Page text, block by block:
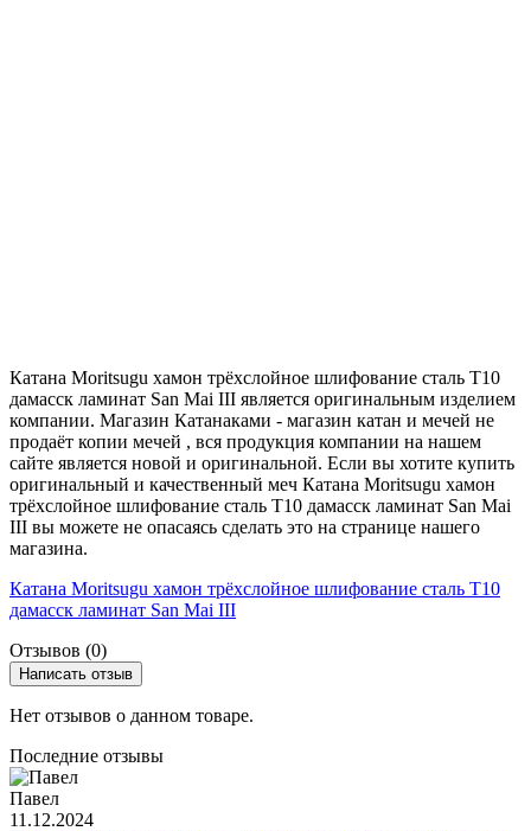
Катана Moritsugu хамон трёхслойное шлифование сталь T10
дамасск ламинат San Mai III является оригинальным изделием
компании. Магазин Катанаками - магазин катан и мечей не
продаёт копии мечей , вся продукция компании на нашем
сайте является новой и оригинальной. Если вы хотите купить
оригинальный и качественный меч Катана Moritsugu хамон
трёхслойное шлифование сталь T10 дамасск ламинат San Mai
III вы можете не опасаясь сделать это на странице нашего
магазина.
Катана Moritsugu хамон трёхслойное шлифование сталь T10
дамасск ламинат San Mai III
Отзывов (0)
Написать отзыв
Нет отзывов о данном товаре.
Последние отзывы
Павел
11.12.2024